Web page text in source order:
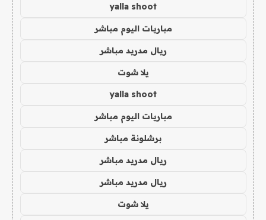
yalla shoot
مباريات اليوم مباشر
ريال مدريد مباشر
يلا شوت
yalla shoot
مباريات اليوم مباشر
برشلونة مباشر
ريال مدريد مباشر
ريال مدريد مباشر
يلا شوت